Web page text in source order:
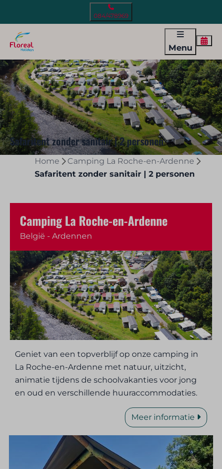
084/478969
Menu
Safaritent zonder sanitair | 2 personen
Home
Camping La Roche-en-Ardenne
Safaritent zonder sanitair | 2 personen
Camping La Roche-en-Ardenne
België - Ardennen
Geniet van een topverblijf op onze camping in
La Roche-en-Ardenne met natuur, uitzicht,
animatie tijdens de schoolvakanties voor jong
en oud en verschillende huuraccommodaties.
Meer informatie